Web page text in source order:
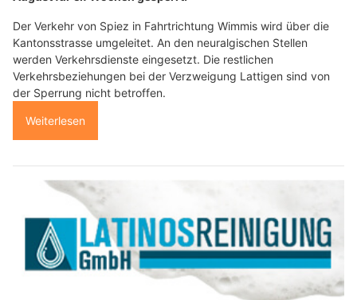
Der Verkehr von Spiez in Fahrtrichtung Wimmis wird über die
Kantonsstrasse umgeleitet. An den neuralgischen Stellen
werden Verkehrsdienste eingesetzt. Die restlichen
Verkehrsbeziehungen bei der Verzweigung Lattigen sind von
der Sperrung nicht betroffen.
Weiterlesen